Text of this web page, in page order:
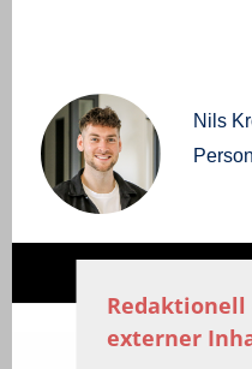
Nils
externer